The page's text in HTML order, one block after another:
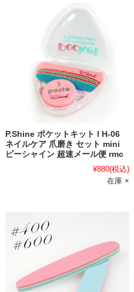
P.Shine ポケットキット l H-06
ネイルケア 爪磨き セット mini
ピーシャイン 超速メール便 rmc
¥880(税込)
在庫 ×